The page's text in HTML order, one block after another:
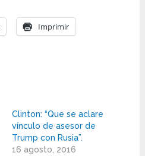
Imprimir
Clinton: “Que se aclare
vínculo de asesor de
Trump con Rusia”.
16 agosto, 2016